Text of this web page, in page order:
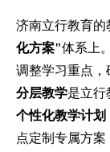
济南立行教育的
化方案"体系上
调整学习重点，
分层教学是立行
个性化教学计划
点定制专属方案